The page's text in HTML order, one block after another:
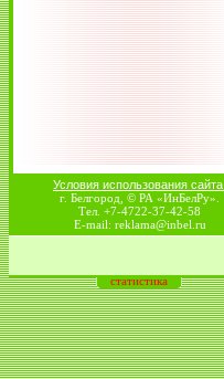
Условия использования сайта.
г. Белгород, © РА «ИнБелРу».
Тел. +7-4722-37-42-58
E-mail: reklama@inbel.ru
статистика